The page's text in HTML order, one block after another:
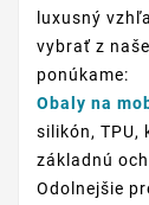
luxusný
vybrať z
ponúkame:
Obaly na
silikón, TPU,
základnú
Odolnejšie